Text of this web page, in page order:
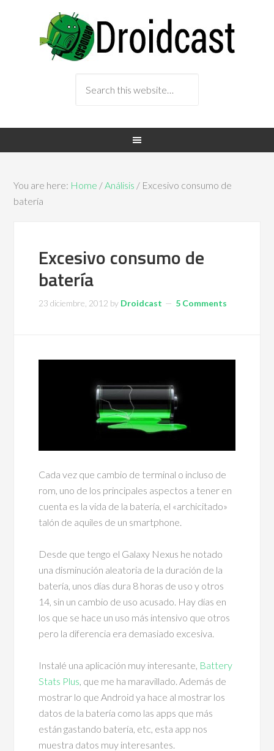
You are here: Home /Análisis / Excesivo consumo de
batería
Excesivo consumo de
batería
23 diciembre, 2012 by Droidcast 5 Comments
Cada vez que cambio de terminal o incluso de
rom, uno de los principales aspectos a tener en
cuenta es la vida de la batería, el «archicitado»
talón de aquiles de un smartphone.
Desde que tengo el Galaxy Nexus he notado
una disminución aleatoria de la duración de la
batería, unos días dura 8 horas de uso y otros
14, sin un cambio de uso acusado. Hay días en
los que se hace un uso más intensivo que otros
pero la diferencia era demasiado excesiva.
Instalé una aplicación muy interesante, Battery
Stats Plus , que me ha maravillado. Además de
mostrar lo que Android ya hace al mostrar los
datos de la batería como las apps que más
están gastando batería, etc, esta app nos
muestra datos muy interesantes.